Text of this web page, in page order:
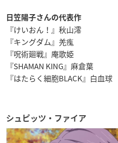
日笠陽子さんの代表作
『けいおん！』秋山澪
『キングダム』羌瘣
『呪術廻戦』庵歌姫
『SHAMAN KING』麻倉葉
『はたらく細胞BLACK』白血球
シュピッツ・ファイア